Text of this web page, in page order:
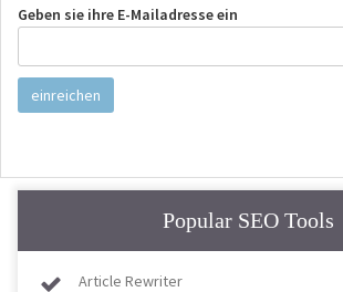
Geben sie ihre E-Mailadresse ein
einreichen
Popular SEO Tools
Article Rewriter